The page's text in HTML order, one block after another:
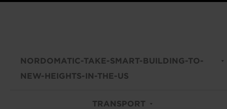
NORDOMATIC-TAKE-SMART-BUILDING-TO-
NEW-HEIGHTS-IN-THE-US
TRANSPORT